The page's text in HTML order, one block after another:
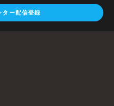
ター配信登録